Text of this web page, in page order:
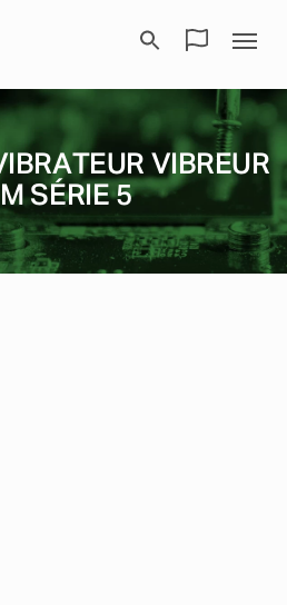
VIBREUR
SÉRIE 5